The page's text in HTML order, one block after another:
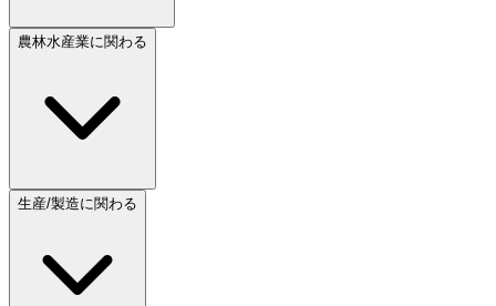
農林水産業に関わる
生産/製造に関わる